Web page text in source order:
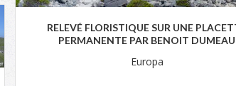
RELEVÉ FLORISTIQUE SUR UNE
PERMANENTE PAR BENOIT DUMEAU
Europa